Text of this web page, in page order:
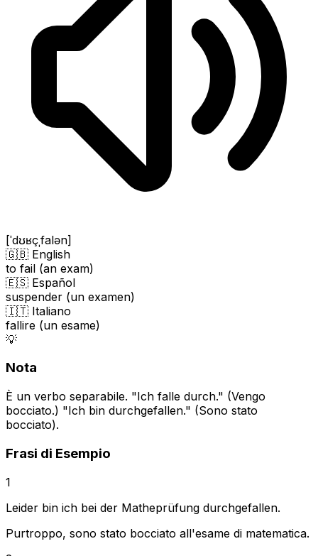
[ˈdʊʁçˌfalən]
🇬🇧 English
to fail (an exam)
🇪🇸 Español
suspender (un examen)
🇮🇹 Italiano
fallire (un esame)
💡
Nota
È un verbo separabile. "Ich falle durch." (Vengo
bocciato.) "Ich bin durchgefallen." (Sono stato
bocciato).
Frasi di Esempio
1
Leider bin ich bei der Matheprüfung durchgefallen.
Purtroppo, sono stato bocciato all'esame di matematica.